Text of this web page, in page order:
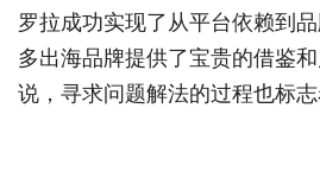
罗拉成功实现了从平台依赖到
多出海品牌提供了宝贵的借鉴
说，寻求问题解法的过程也标志